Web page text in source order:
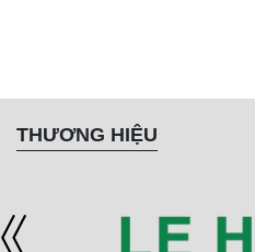
THƯƠNG HIỆU